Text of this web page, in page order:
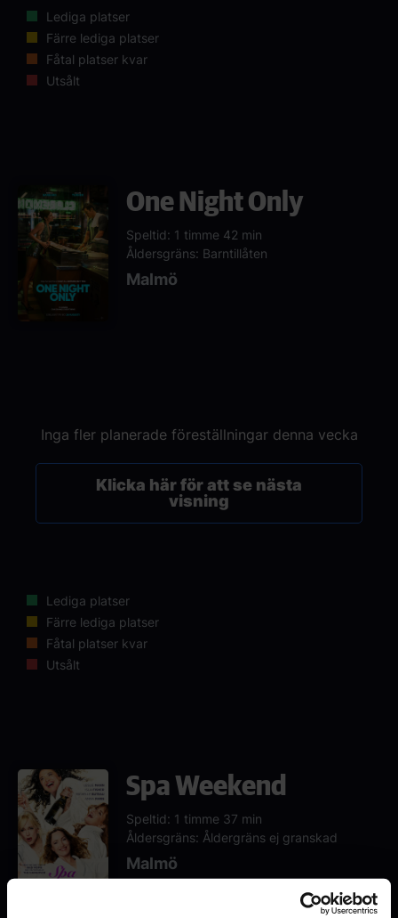
Lediga platser
Färre lediga platser
Fåtal platser kvar
Utsålt
One Night Only
Speltid: 1 timme 42 min
Åldersgräns: Barntillåten
Malmö
Inga fler planerade föreställningar denna vecka
Klicka här för att se nästa
visning
Lediga platser
Färre lediga platser
Fåtal platser kvar
Utsålt
Spa Weekend
Speltid: 1 timme 37 min
Åldersgräns: Åldergräns ej granskad
Malmö